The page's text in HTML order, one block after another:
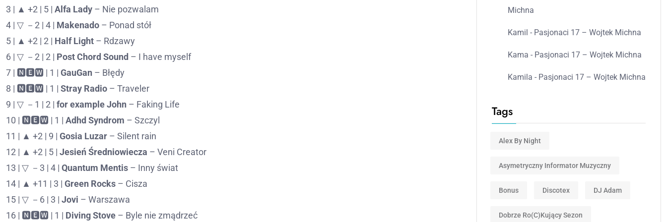
3 | ▲ +2 | 5 | Alfa Lady – Nie pozwalam
4 | ▽ －2 | 4 | Makenado – Ponad stół
5 | ▲ +2 | 2 | Half Light – Rdzawy
6 | ▽ －2 | 2 | Post Chord Sound – I have myself
7 | 🅽🅴🆆 | 1 | GauGan – Błędy
8 | 🅽🅴🆆 | 1 | Stray Radio – Traveler
9 | ▽ －1 | 2 | for example John – Faking Life
10 | 🅽🅴🆆 | 1 | Adhd Syndrom – Szczyl
11 | ▲ +2 | 9 | Gosia Luzar – Silent rain
12 | ▲ +2 | 5 | Jesień Średniowiecza – Veni Creator
13 | ▽ －3 | 4 | Quantum Mentis – Inny świat
14 | ▲ +11 | 3 | Green Rocks – Cisza
15 | ▽ －6 | 3 | Jovi – Warszawa
16 | 🅽🅴🆆 | 1 | Diving Stove – Byle nie zmądrzeć
Michna
Kamil - Pasjonaci 17 – Wojtek Michna
Kama - Pasjonaci 17 – Wojtek Michna
Kamila - Pasjonaci 17 – Wojtek Michna
Tags
Alex By Night
Asymetryczny Informator Muzyczny
Bonus Discotex DJ Adam
Dobrze Ro(c)kujący Sezon